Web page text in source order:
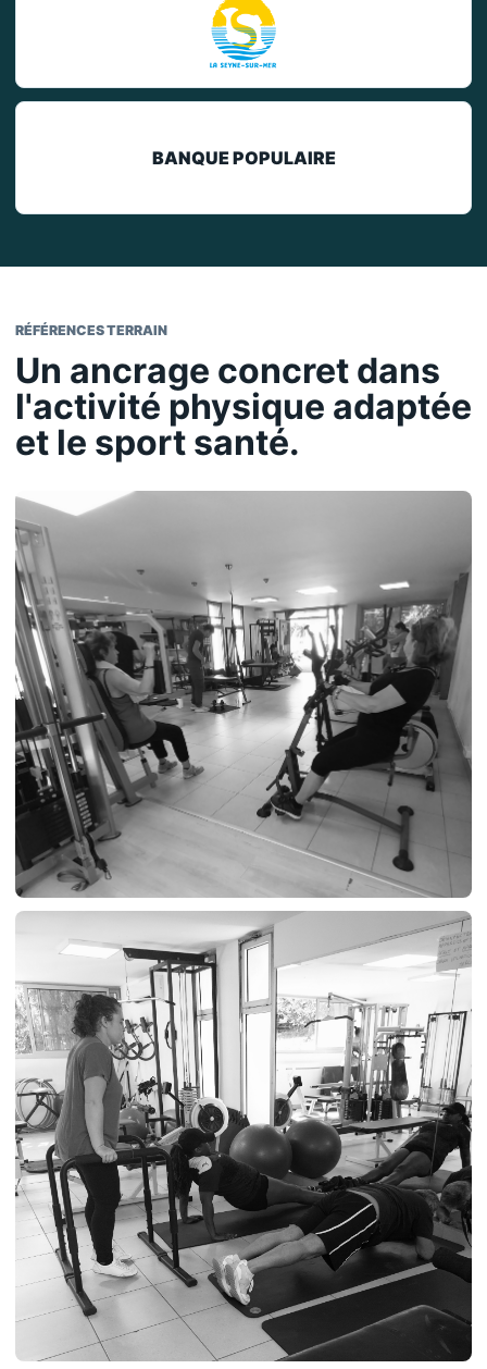
BANQUE POPULAIRE
RÉFÉRENCES TERRAIN
Un ancrage concret dans
l'activité physique adaptée
et le sport santé.